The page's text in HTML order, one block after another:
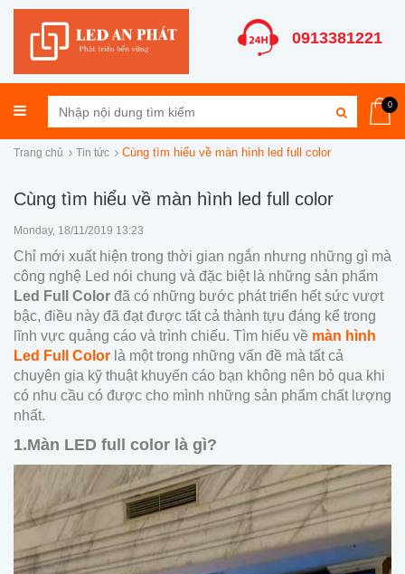
0913381221
0
Trang chủ Tin tức Cùng tìm hiểu về màn hình led full color
Cùng tìm hiểu về màn hình led full color
Monday, 18/11/2019 13:23
Chỉ mới xuất hiện trong thời gian ngắn nhưng những gì mà
công nghệ Led nói chung và đặc biệt là những sản phẩm
Led Full Color đã có những bước phát triển hết sức vượt
bậc, điều này đã đạt được tất cả thành tựu đáng kể trong
lĩnh vực quảng cáo và trình chiếu. Tìm hiểu về màn hình
Led Full Color là một trong những vấn đề mà tất cả
chuyên gia kỹ thuật khuyến cáo bạn không nên bỏ qua khi
có nhu cầu có được cho mình những sản phẩm chất lượng
nhất.
1.Màn LED full color là gì?